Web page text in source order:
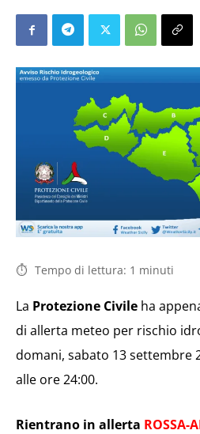
Tempo di lettura: 1 minuti
La Protezione Civile ha
di allerta meteo per rischio
domani, sabato 13 settembre
alle ore 24:00.
Rientrano in allerta ROSSA-